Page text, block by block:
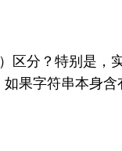
区分？特别是，
果字符串本身含